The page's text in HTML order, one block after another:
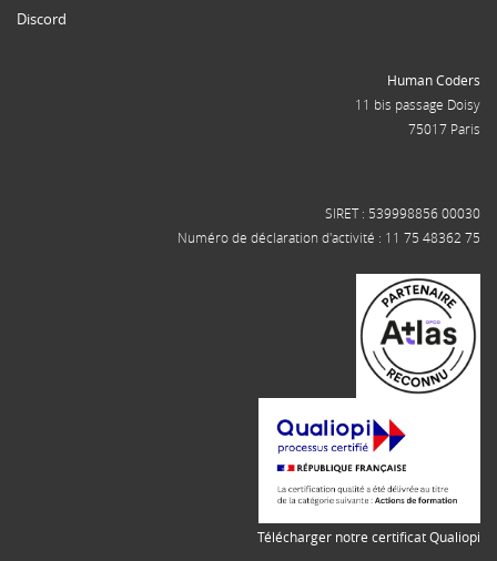
Discord
Human Coders
11 bis passage Doisy
75017 Paris
SIRET : 539998856 00030
Numéro de déclaration d'activité : 11 75 48362 75
Télécharger notre certificat Qualiopi